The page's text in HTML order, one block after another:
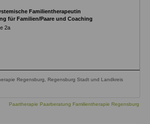
Familientherapeutin
für Familien/Paare und Coaching
2a
Regensburg, Regensburg Stadt und Landkreis
Paartherapie Paarberatung Familientherapie Regensburg